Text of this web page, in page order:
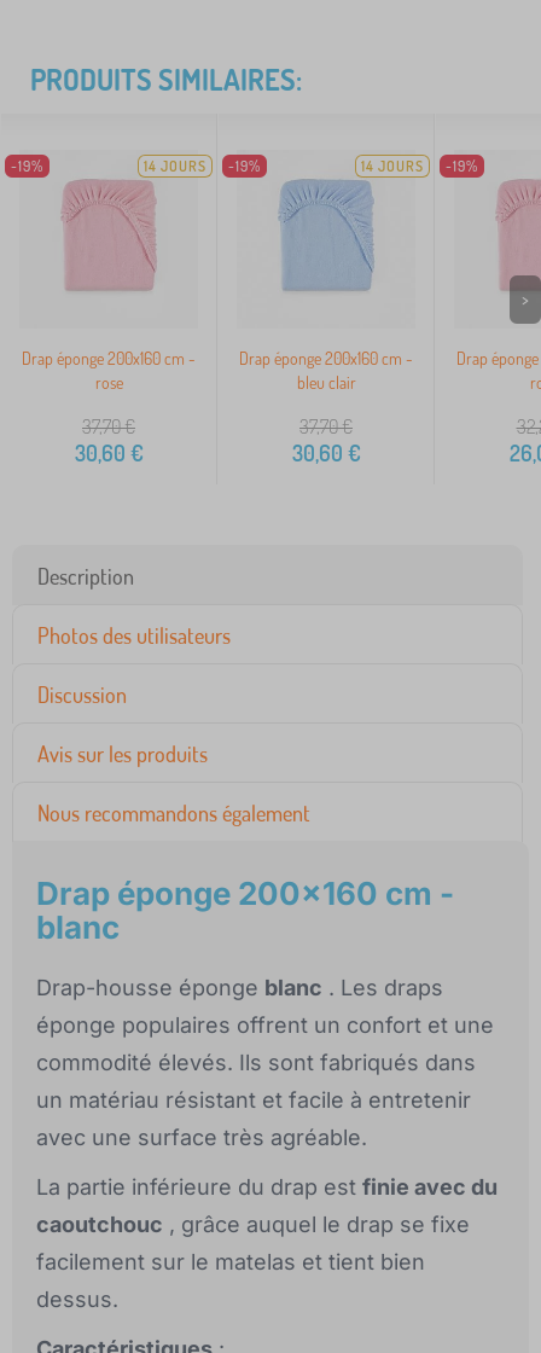
PRODUITS SIMILAIRES:
-19% 14 JOURS
Drap éponge 200x160 cm -
rose
37,70€
30,60 €
-19% 14 JOURS
Drap éponge 200x160 cm -
bleu clair
37,70€
30,60 €
-19%
Drap
>
Description
Photos des utilisateurs
Discussion
Avis sur les produits
Nous recommandons également
Drap éponge 200x160 cm -
blanc
Drap-housse éponge blanc . Les draps
éponge populaires offrent un confort et une
commodité élevés. Ils sont fabriqués dans
un matériau résistant et facile à entretenir
avec une surface très agréable.
La partie inférieure du drap est finie avec du
caoutchouc , grâce auquel le drap se fixe
facilement sur le matelas et tient bien
dessus.